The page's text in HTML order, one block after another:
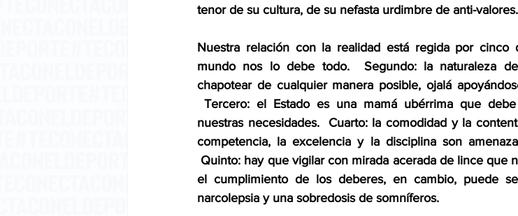
tenor de su cultura, de su nefasta urdimbre de anti-valores.
Nuestra relación con la realidad está regida por cinco
mundo nos lo debe todo.  Segundo: la naturaleza
chapotear de cualquier manera posible, ojalá
Tercero: el Estado es una mamá ubérrima que
nuestras necesidades.  Cuarto: la comodidad y la
competencia, la excelencia y la disciplina son
Quinto: hay que vigilar con mirada acerada de lince que
el cumplimiento de los deberes, en cambio, puede
narcolepsia y una sobredosis de somníferos.